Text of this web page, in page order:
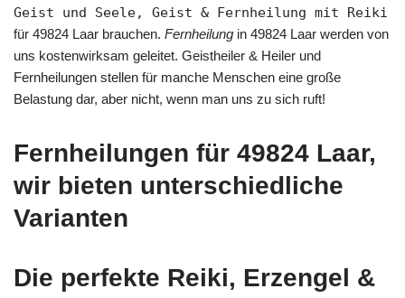
Geist und Seele, Geist & Fernheilung mit Reiki
für 49824 Laar brauchen. Fernheilung in 49824 Laar werden von
uns kostenwirksam geleitet. Geistheiler & Heiler und
Fernheilungen stellen für manche Menschen eine große
Belastung dar, aber nicht, wenn man uns zu sich ruft!
Fernheilungen für 49824 Laar,
wir bieten unterschiedliche
Varianten
Die perfekte Reiki, Erzengel &